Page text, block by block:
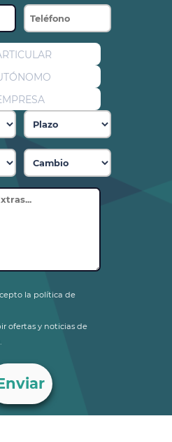
la política de
ofertas y noticias de